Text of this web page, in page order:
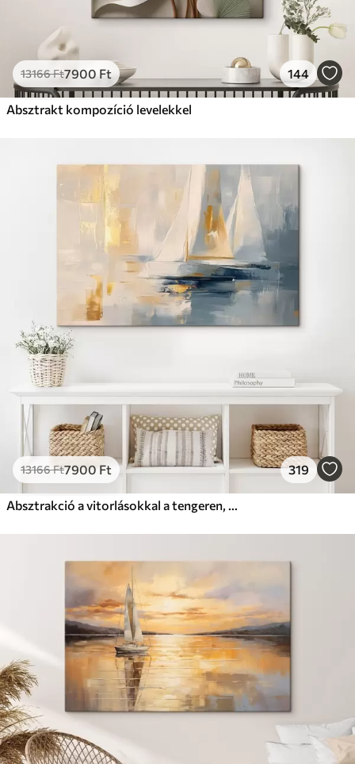
13166Ft7900 Ft 144
Absztrakt kompozíció levelekkel
13166Ft7900 Ft 319
Absztrakció a vitorlásokkal a tengeren, akril stílusban, naplemente